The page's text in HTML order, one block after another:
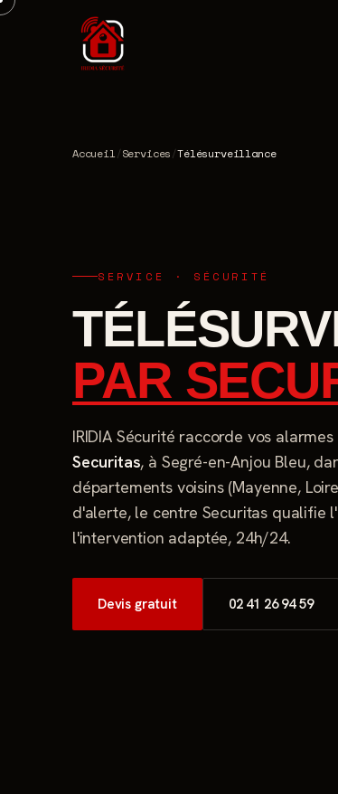
Accueil/Services/Télésurveillance
SERVICE · SÉCURITÉ
PAR
IRIDIA Sécurité raccorde vos alarmes
Securitas, à Segré-en-Anjou Bleu,
départements voisins (Mayenne,
d'alerte, le centre Securitas qualifie
l'intervention adaptée, 24h/24.
Devis gratuit 02 41 26 94 59